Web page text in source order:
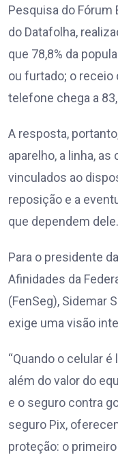
Pesquisa do Fórum
do Datafolha,
que 78,8% da
ou furtado; o receio
telefone chega a
A resposta,
aparelho, a linha,
vinculados ao
reposição e a
que dependem dele.
Para o presidente
Afinidades da
(FenSeg), Sidemar
exige uma visão
“Quando o celular
além do valor do
e o seguro contra
seguro Pix,
proteção: o